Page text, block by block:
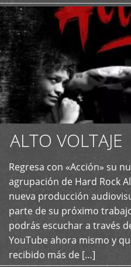
ALTO VOLTAJE
Regresa con «Acción» su
agrupación de Hard Rock
nueva producción
parte de su próximo
podrás escuchar a través
YouTube ahora mismo y
recibido más de […]